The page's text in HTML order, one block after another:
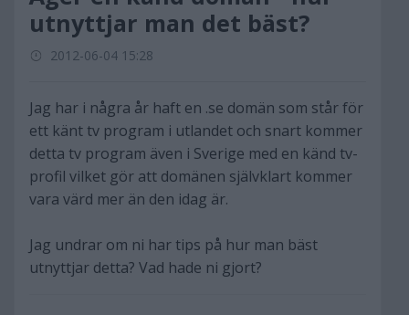
utnyttjar man det bäst?
2012-06-04 15:28
Jag har i några år haft en .se domän som står för
ett känt tv program i utlandet och snart kommer
detta tv program även i Sverige med en känd tv-
profil vilket gör att domänen självklart kommer
vara värd mer än den idag är.
Jag undrar om ni har tips på hur man bäst
utnyttjar detta? Vad hade ni gjort?